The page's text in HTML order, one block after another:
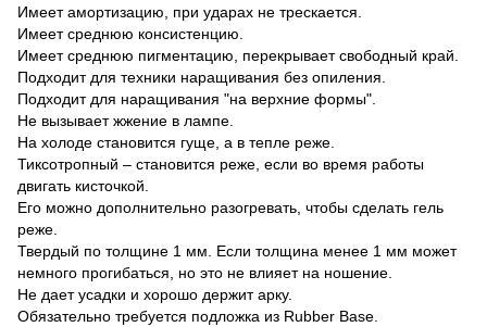
Имеет амортизацию, при ударах не трескается.
Имеет среднюю консистенцию.
Имеет среднюю пигментацию, перекрывает свободный край.
Подходит для техники наращивания без опиления.
Подходит для наращивания "на верхние формы".
Не вызывает жжение в лампе.
На холоде становится гуще, а в тепле реже.
Тиксотропный – становится реже, если во время работы
двигать кисточкой.
Его можно дополнительно разогревать, чтобы сделать гель
реже.
Твердый по толщине 1 мм. Если толщина менее 1 мм может
немного прогибаться, но это не влияет на ношение.
Не дает усадки и хорошо держит арку.
Обязательно требуется подложка из Rubber Base.